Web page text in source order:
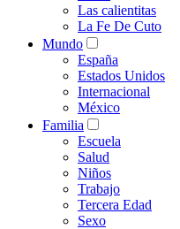
Las calientitas
La Fe De Cuto
Mundo
España
Estados Unidos
Internacional
México
Familia
Escuela
Salud
Niños
Trabajo
Tercera Edad
Sexo